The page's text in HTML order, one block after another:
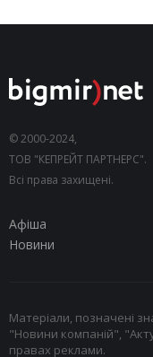
© 2000-2024,
ТОВ "КЕПРЕЙТ ПАРТНЕРС".
Всі права захищені.
Афіша
Новини
Матеріали, позначені
"Новини компаній",
правах реклами.